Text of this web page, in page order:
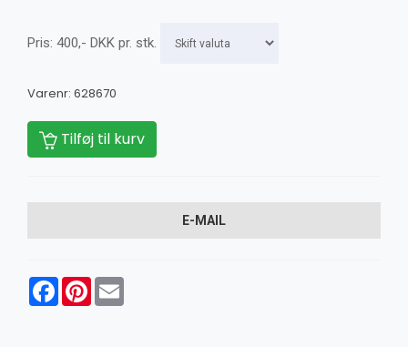
Pris: 400,- DKK pr. stk.
Varenr: 628670
Tilføj til kurv
E-MAIL
FacebookPinterest